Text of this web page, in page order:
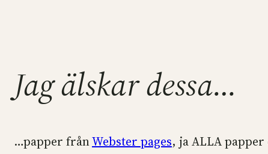
Jag älskar dessa…
…papper frånWebster pages, ja ALLA